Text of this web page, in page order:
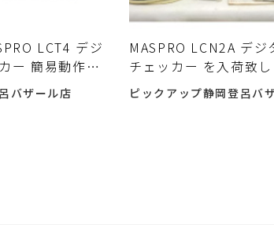
LCT4 デジ
ー 簡易動作確
入荷しました♪
バザール店
MASPRO LCN2A デジ
チェッカー を入荷致し
ピックアップ静岡登呂バ